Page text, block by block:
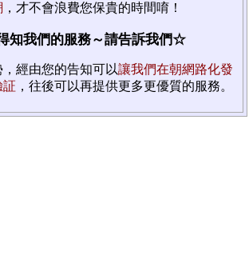
，才不會浪費您保貴的時間唷！
知我們的服務～請告訴我們☆
經由您的告知可以讓我們在朝網路化發
証 ，往後可以再提供更多更優質的服務。